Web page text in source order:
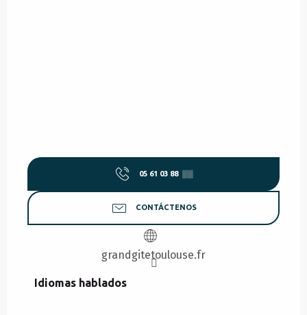
05 61 03 88 ▒▒
CONTÁCTENOS
grandgitetoulouse.fr
Idiomas hablados
Idiomas hablados